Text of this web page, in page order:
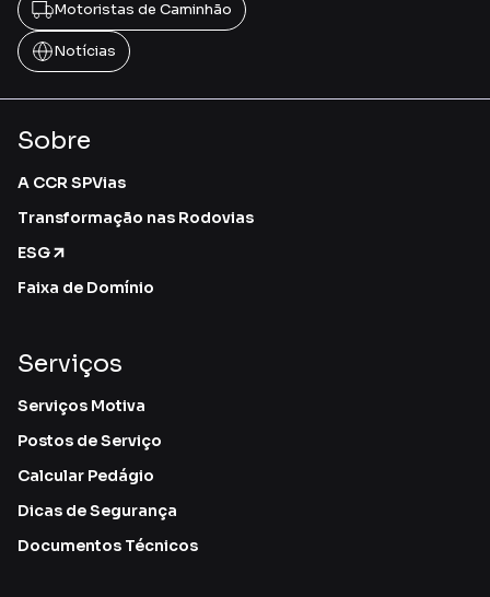
Motoristas de Caminhão
Notícias
Sobre
A CCR SPVias
Transformação nas Rodovias
ESG
Faixa de Domínio
Serviços
Serviços Motiva
Postos de Serviço
Calcular Pedágio
Dicas de Segurança
Documentos Técnicos